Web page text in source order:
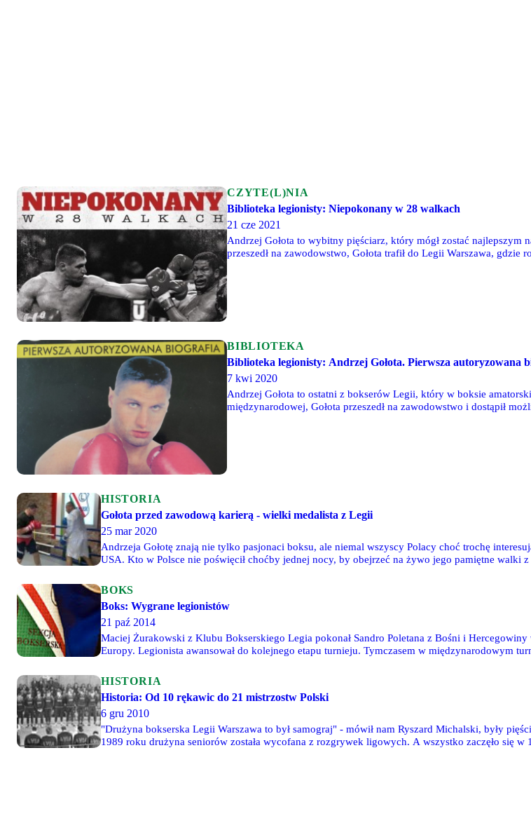
CZYTE(L)NIA
Biblioteka legionisty: Niepokonany w 28 walkach
21 cze 2021
Andrzej Gołota to wybitny pięściarz, który mógł zostać
przeszedł na zawodowstwo, Gołota trafił do Legii Warszawa,
BIBLIOTEKA
Biblioteka legionisty: Andrzej Gołota. Pierwsza autoryzowana
7 kwi 2020
Andrzej Gołota to ostatni z bokserów Legii, który w boksie
międzynarodowej, Gołota przeszedł na zawodowstwo i dostąpił
HISTORIA
Gołota przed zawodową karierą - wielki medalista z Legii
25 mar 2020
Andrzeja Gołotę znają nie tylko pasjonaci boksu, ale niemal wszyscy Polacy choć trochę
USA. Kto w Polsce nie poświęcił choćby jednej nocy, by obejrzeć na żywo jego pamiętne walki
BOKS
Boks: Wygrane legionistów
21 paź 2014
Maciej Żurakowski z Klubu Bokserskiego Legia pokonał Sandro Poletana z Bośni i
Europy. Legionista awansował do kolejnego etapu turnieju. Tymczasem w międzynarodowym
HISTORIA
Historia: Od 10 rękawic do 21 mistrzostw Polski
6 gru 2010
"Drużyna bokserska Legii Warszawa to był samograj" - mówił nam Ryszard Michalski, były
1989 roku drużyna seniorów została wycofana z rozgrywek ligowych. A wszystko zaczęło się w